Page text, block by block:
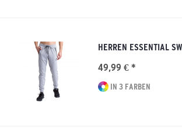
HERREN ESSENTIAL
49,99 € *
IN 3 FARBEN